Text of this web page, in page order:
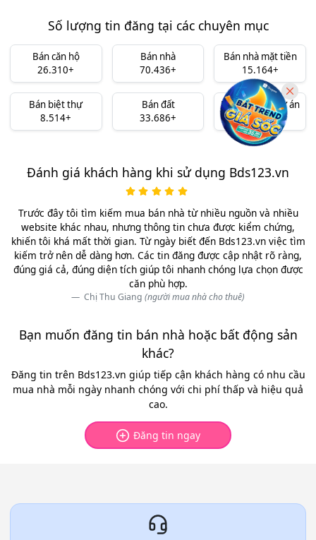
Số lượng tin đăng tại các chuyên mục
Bán căn hộ
26.310+
Bán nhà
70.436+
Bán nhà mặt tiền
15.164+
Bán biệt thự
8.514+
Bán đất
33.686+
Bán đất nền dự án
10.324+
Đánh giá khách hàng khi sử dụng Bds123.vn
Trước đây tôi tìm kiếm mua bán nhà từ nhiều nguồn và nhiều
website khác nhau, nhưng thông tin chưa được kiểm chứng,
khiến tôi khá mất thời gian. Từ ngày biết đến Bds123.vn việc tìm
kiếm trở nên dễ dàng hơn. Các tin đăng được cập nhật rõ ràng,
đúng giá cả, đúng diện tích giúp tôi nhanh chóng lựa chọn được
căn phù hợp.
Chị Thu Giang (người mua nhà cho thuê)
Bạn muốn đăng tin bán nhà hoặc bất động sản
khác?
Đăng tin trên Bds123.vn giúp tiếp cận khách hàng có nhu cầu
mua nhà mỗi ngày nhanh chóng với chi phí thấp và hiệu quả
cao.
Đăng tin ngay